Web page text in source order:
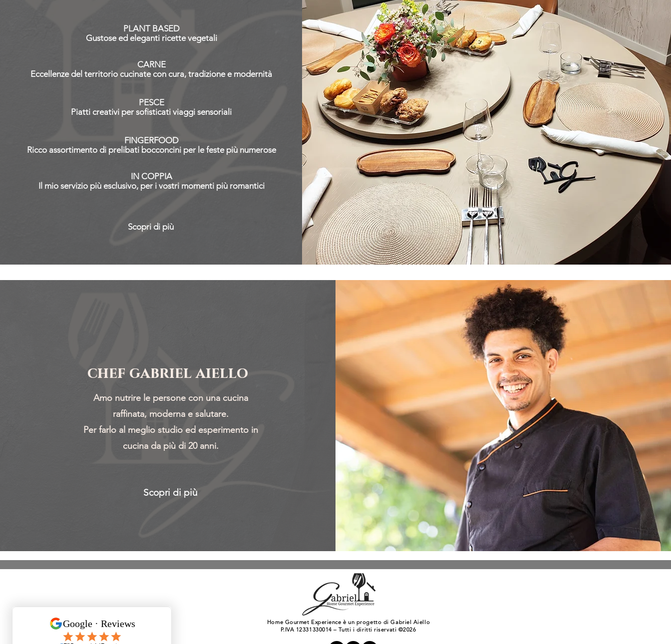
PLANT BASED
Gustose ed eleganti ricette vegetali
CARNE
Eccellenze del territorio cucinate con cura, tradizione e modernità
PESCE
Piatti creativi per sofisticati viaggi sensoriali
FINGERFOOD
Ricco assortimento di prelibati bocconcini per le feste più numerose
IN COPPIA
Il mio servizio più esclusivo, per i vostri momenti più romantici
Scopri di più
chef gabriel aiello
Amo nutrire le persone con una cucina
raffinata, moderna e salutare.
Per farlo al meglio studio ed esperimento in
cucina da più di 20 anni.
Scopri di più
Home Gourmet Experience è un progetto di Gabriel Aiello
P.IVA 12331330014 – Tutti i diritti riservati ©2026